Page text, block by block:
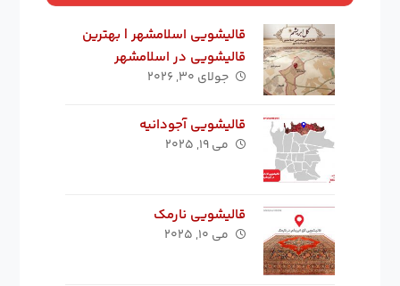
قالیشویی اسلامشهر | بهترین
قالیشویی در اسلامشهر
جولای ۳۰, ۲۰۲۶
قالیشویی آجودانیه
می ۱۹, ۲۰۲۵
قالیشویی نارمک
می ۱۰, ۲۰۲۵